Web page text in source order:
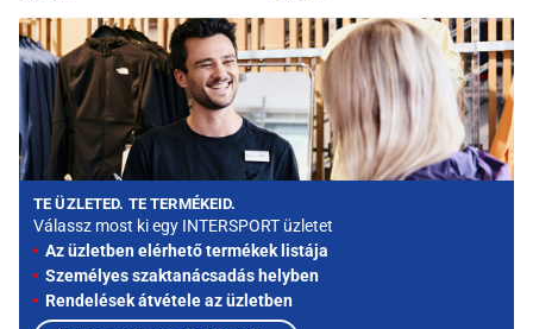
TE ÜZLETED. TE TERMÉKEID.
Válassz most ki egy INTERSPORT üzletet
Az üzletben elérhető termékek listája
Személyes szaktanácsadás helyben
Rendelések átvétele az üzletben